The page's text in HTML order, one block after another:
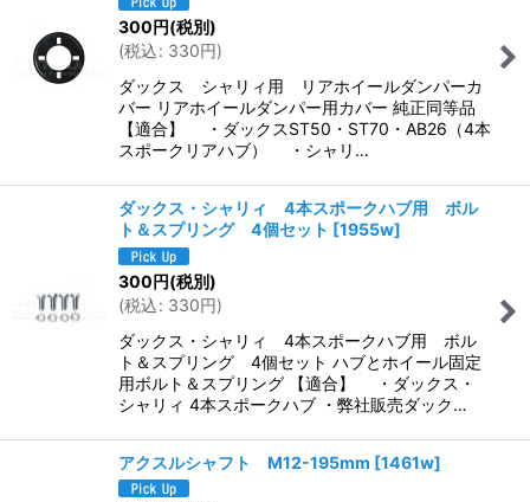
並び順
絞り込む
300円(税別)
(税込: 330円)
ダックス シャリィ用 リアホイールダンパーカ
バー リアホイールダンパー用カバー 純正同等品
【適合】 ・ダックスST50・ST70・AB26（4本
スポークリアハブ） ・シャリ…
ダックス・シャリィ 4本スポークハブ用 ボル
ト＆スプリング 4個セット [1955w]
300円(税別)
(税込: 330円)
ダックス・シャリィ 4本スポークハブ用 ボル
ト＆スプリング 4個セット ハブとホイール固定
用ボルト＆スプリング 【適合】 ・ダックス・
シャリィ 4本スポークハブ ・弊社販売ダック…
アクスルシャフト M12-195mm [1461w]